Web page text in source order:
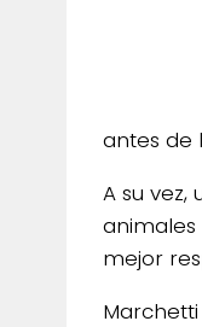
antes de
A su
animales
mejor